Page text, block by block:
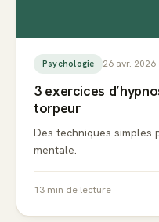
Psychologie 26 avr. 2026
3 exercices
torpeur
Des techniques
mentale.
13 min de lecture